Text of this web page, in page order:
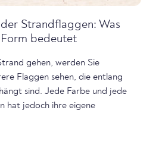
Strandflaggen: Was
bedeutet
gehen, werden Sie
Flaggen sehen, die entlang
sind. Jede Farbe und jede
hat jedoch ihre eigene